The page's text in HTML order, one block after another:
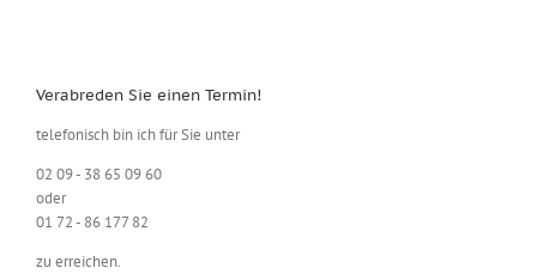
Verabreden Sie einen Termin!
telefonisch bin ich für Sie unter
02 09 - 38 65 09 60
oder
01 72 - 86 177 82
zu erreichen.